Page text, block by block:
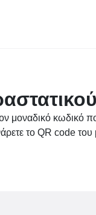
μοναδικό κωδικό
το QR code του